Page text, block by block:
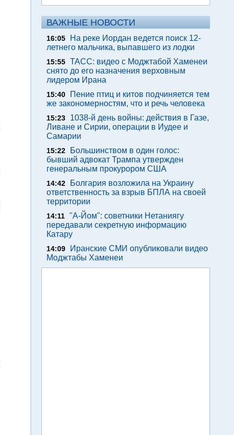
ВАЖНЫЕ НОВОСТИ
16:05
На реке Иордан ведется поиск 12-
летнего мальчика, выпавшего из лодки
15:55 ТАСС: видео с Моджтабой Хаменеи
снято до его назначения верховным
лидером Ирана
15:40
Пение птиц и китов подчиняется тем
же закономерностям, что и речь человека
15:23
1038-й день войны: действия в Газе,
Ливане и Сирии, операции в Иудее и
Самарии
15:22
Большинством в один голос:
бывший адвокат Трампа утвержден
генеральным прокурором США
14:42
Болгария возложила на Украину
ответственность за взрыв БПЛА на своей
территории
14:11 "А-Йом": советники Нетаниягу
передавали секретную информацию
Катару
14:09
Иранские СМИ опубликовали видео
Моджтабы Хаменеи